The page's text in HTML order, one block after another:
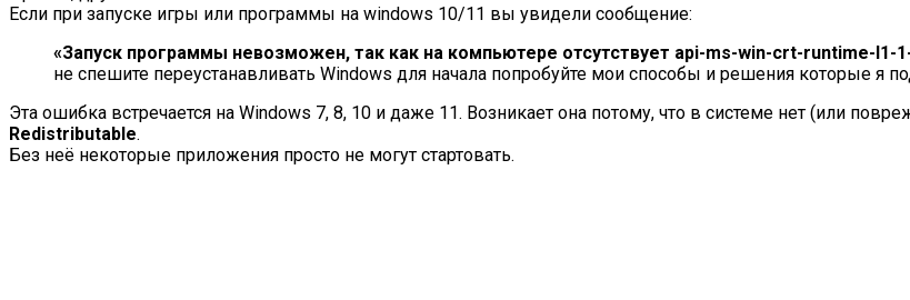
Если при запуске игры или программы на windows 10/11 вы увидели сообщение:
«Запуск программы невозможен, так как на компьютере отсутствует api-ms-win-crt-runtime-l1-
не спешите переустанавливать Windows для начала попробуйте мои способы и решения которые я
Эта ошибка встречается на Windows 7, 8, 10 и даже 11. Возникает она потому, что в системе нет (или
Redistributable.
Без неё некоторые приложения просто не могут стартовать.